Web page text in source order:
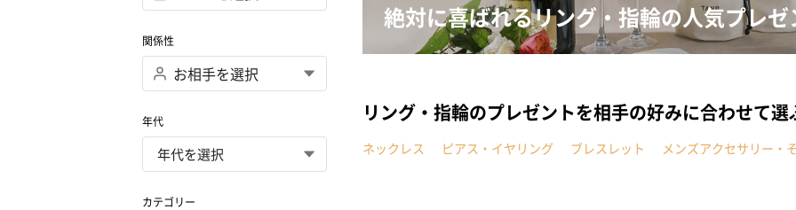
関係性
年代
カテゴリー
絶対に喜ばれるリング・指輪の人気プレ
リング・指輪のプレゼントを相手の好みに合わせて選
ネックレス ピアス・イヤリング ブレスレット メンズアクセサリー・